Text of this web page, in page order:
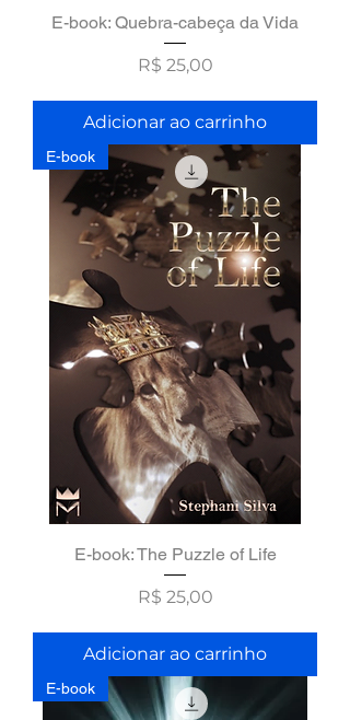
E-book: Quebra-cabeça da Vida
Preço
R$ 25,00
Adicionar ao carrinho
E-book
E-book: The Puzzle of Life
Preço
R$ 25,00
Adicionar ao carrinho
E-book